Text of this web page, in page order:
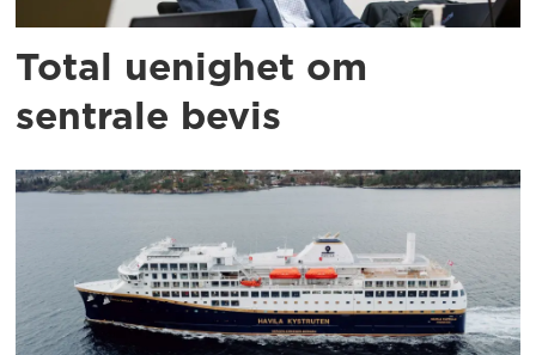
Total uenighet om
sentrale bevis